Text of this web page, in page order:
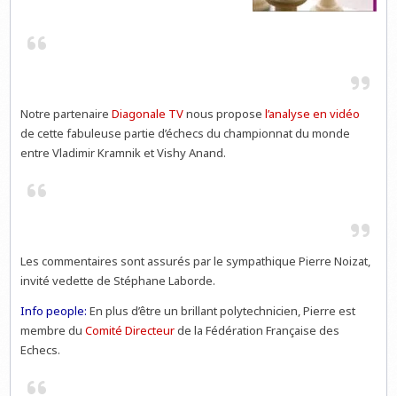
Notre partenaireDiagonale TVnous proposel’analyse en vidéo
de cette fabuleuse partie d’échecs du championnat du monde
entre Vladimir Kramnik et Vishy Anand.
Les commentaires sont assurés par le sympathique Pierre Noizat,
invité vedette de Stéphane Laborde.
Info people: En plus d’être un brillant polytechnicien, Pierre est
membre duComité Directeurde la Fédération Française des
Echecs.